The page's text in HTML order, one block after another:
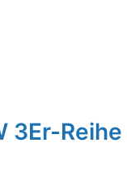
3Er-Reihe